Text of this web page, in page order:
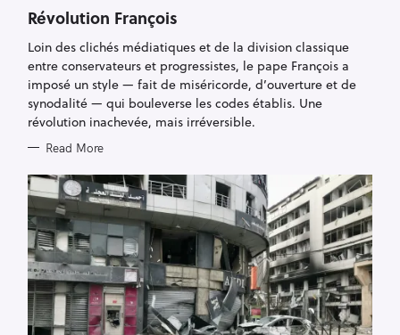
T
E
O
I
E
S
Révolution François
Loin des clichés médiatiques et de la division classique
entre conservateurs et progressistes, le pape François a
imposé un style — fait de miséricorde, d’ouverture et de
synodalité — qui bouleverse les codes établis. Une
révolution inachevée, mais irréversible.
Read More